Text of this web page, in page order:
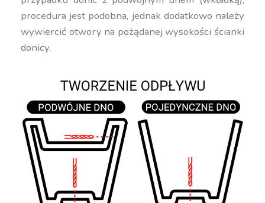
procedura jest podobna, jednak dodatkowo należy
wywiercić otwory na pożądanej wysokości ścianki
donicy.